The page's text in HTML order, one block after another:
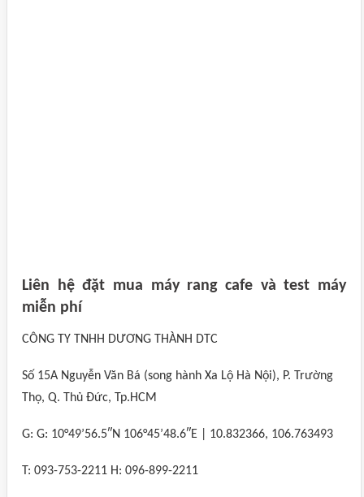
Liên hệ đặt mua máy rang cafe và test máy
miễn phí
CÔNG TY TNHH DƯƠNG THÀNH DTC
Số 15A Nguyễn Văn Bá (song hành Xa Lộ Hà Nội), P. Trường
Thọ, Q. Thủ Đức, Tp.HCM
G: G: 10°49’56.5″N 106°45’48.6″E | 10.832366, 106.763493
T: 093-753-2211 H: 096-899-2211